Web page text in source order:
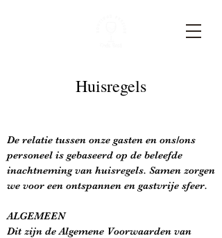
Huisregels
De relatie tussen onze gasten en ons/ons
personeel is gebaseerd op de beleefde
inachtneming van huisregels. Samen zorgen
we voor een ontspannen en gastvrije sfeer.
ALGEMEEN
Dit zijn de Algemene Voorwaarden van